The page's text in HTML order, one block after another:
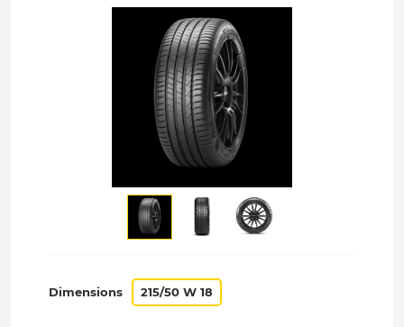
Dimensions 215/50 W 18